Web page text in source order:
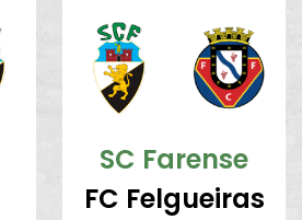
SC Farense
FC Felgueiras